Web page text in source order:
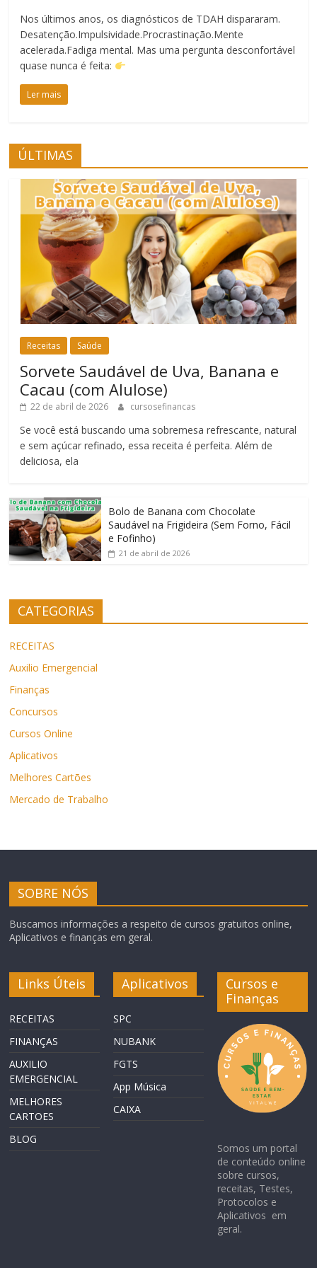
Nos últimos anos, os diagnósticos de TDAH dispararam.
Desatenção.Impulsividade.Procrastinação.Mente
acelerada.Fadiga mental. Mas uma pergunta desconfortável
quase nunca é feita:
Ler mais
ÚLTIMAS
Receitas Saúde
Sorvete Saudável de Uva, Banana e
Cacau (com Alulose)
22 de abril de 2026 cursosefinancas
Se você está buscando uma sobremesa refrescante, natural
e sem açúcar refinado, essa receita é perfeita. Além de
deliciosa, ela
Bolo de Banana com Chocolate
Saudável na Frigideira (Sem Forno, Fácil
e Fofinho)
21 de abril de 2026
CATEGORIAS
RECEITAS
Auxilio Emergencial
Finanças
Concursos
Cursos Online
Aplicativos
Melhores Cartões
Mercado de Trabalho
SOBRE NÓS
Buscamos informações a respeito de cursos gratuitos online,
Aplicativos e finanças em geral.
Links Úteis
RECEITAS
FINANÇAS
AUXILIO
EMERGENCIAL
MELHORES
CARTOES
BLOG
Aplicativos
SPC
NUBANK
FGTS
App Música
CAIXA
Cursos e
Finanças
Somos um portal
de conteúdo online
sobre cursos,
receitas, Testes,
Protocolos e
Aplicativos em
geral.